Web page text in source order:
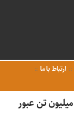
ارتباط با ما
تولید شرکت‌های بزرگ سنگ‌آهن از ۳۳ میلیون تن عبور